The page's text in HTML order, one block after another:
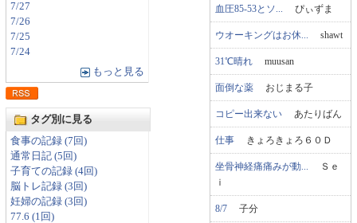
7/27
7/26
7/25
7/24
もっと見る
タグ別に見る
食事の記録 (7回)
通常日記 (5回)
子育ての記録 (4回)
脳トレ記録 (3回)
妊婦の記録 (3回)
77.6 (1回)
血圧85-53とソ... ぴぃずま
ウオーキングはお休... shawt
31℃晴れ muusan
面倒な薬 おじまる子
コピー出来ない あたりばん
仕事 きょろきょろ６０Ｄ
坐骨神経痛痛みが動...
Ｓｅ
ｉ
8/7 子分